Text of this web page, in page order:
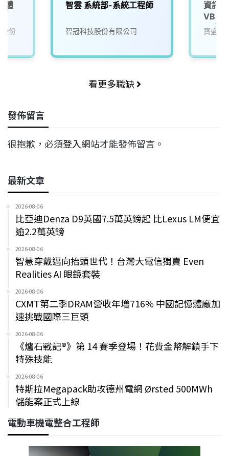
體
份
智雲 系統部-系統工程師
智冠科技股份有限公司
資訊
子支
寶盛國
看更多職缺
發佈留言
很抱歉，必須登入網站才能發佈留言。
最新文章
2026-08-06
比亞迪Denza D9英國7.5萬英鎊起 比Lexus LM便宜
逾2.2萬英鎊
2026-08-06
智慧穿戴邁向抬頭世代！台灣大電信獨賣 Even
Realities AI 眼鏡套裝
2026-08-06
CXMT第二季DRAM營收年增716% 中國記憶體廠加
速挑戰國際三巨頭
2026-08-06
《爐石戰記®》第 14 賽季登場！花費金幣解鎖手下
特殊技能
2026-08-06
特斯拉Megapack助攻德州電網 Ørsted 500MWh
儲能案正式上線
電動車機電整合工程師